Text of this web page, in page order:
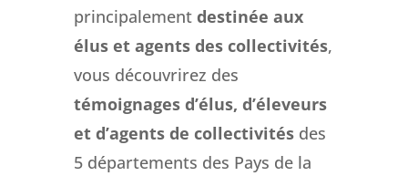
principalement destinée aux
élus et agents des collectivités,
vous découvrirez des
témoignages d’élus, d’éleveurs
et d’agents de collectivitésdes
5 départements des Pays de la